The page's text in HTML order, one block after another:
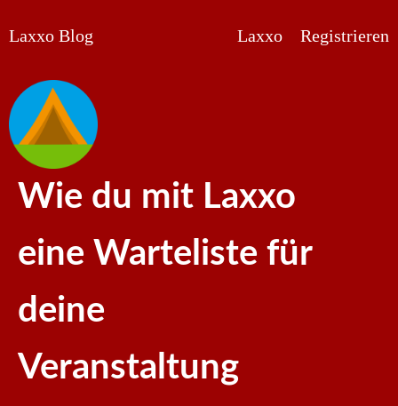
Laxxo Blog Laxxo Registrieren
Wie du mit Laxxo
eine Warteliste für
deine
Veranstaltung